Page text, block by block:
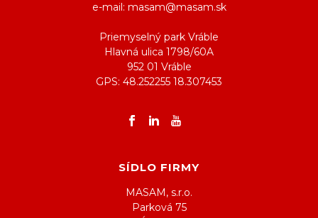
e-mail: masam@masam.sk
Priemyselný park Vráble
Hlavná ulica 1798/60A
952 01 Vráble
GPS: 48.252255 18.307453
SÍDLO FIRMY
MASAM, s.r.o.
Parková 75